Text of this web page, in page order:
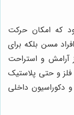
که امکان حرکت
مسن بلکه برای
آرامش و استراحت
و حتی پلاستیک
دکوراسیون داخلی